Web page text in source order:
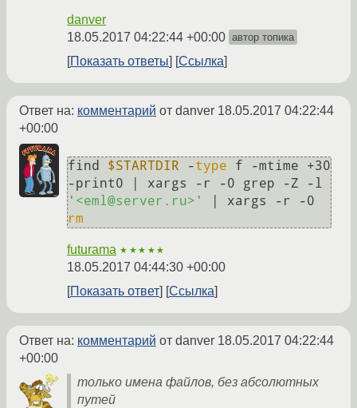
danver
18.05.2017 04:22:44 +00:00 автор топика
Показать ответы Ссылка
Ответ на: комментарий от danver 18.05.2017 04:22:44
+00:00
find $STARTDIR -type f -mtime +30
'<eml@server.ru>'
rm
futurama ★★★★★
18.05.2017 04:44:30 +00:00
Показать ответ
Ссылка
Ответ на: комментарий от danver 18.05.2017 04:22:44
+00:00
только имена файлов, без абсолютных
путей